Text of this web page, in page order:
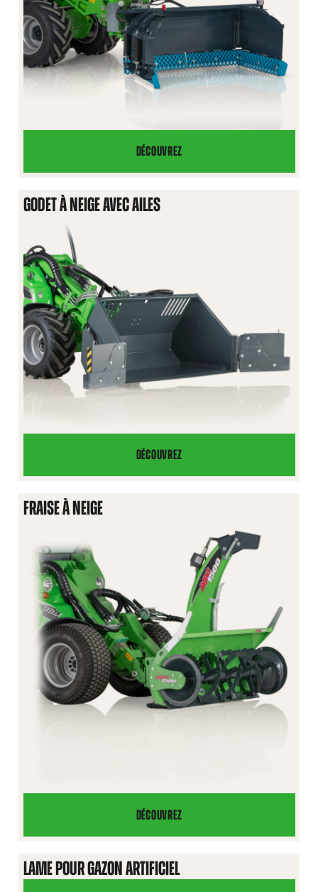
DÉCOUVREZ
LAME
DE
DÉNEIGEMENT
EN
GODET À NEIGE AVEC AILES
DÉCOUVREZ
GODET
À
FRAISE À NEIGE
DÉCOUVREZ
FRAISE
À
NEIGE
LAME POUR GAZON ARTIFICIEL